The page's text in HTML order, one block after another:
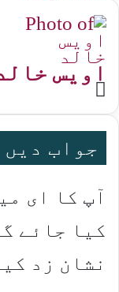
اویس
Website
جواب دیں
آپ کا ای
کیا جائے
نشان زد